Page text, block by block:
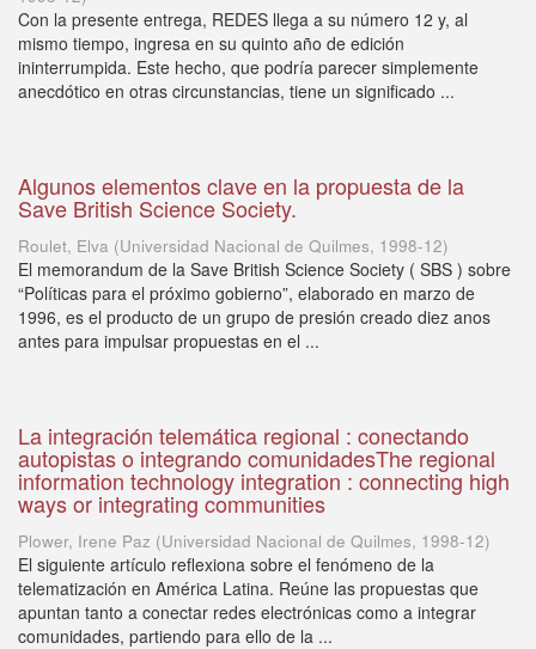
Con la presente entrega, REDES llega a su número 12 y, al
mismo tiempo, ingresa en su quinto año de edición
ininterrumpida. Este hecho, que podría parecer simplemente
anecdótico en otras circunstancias, tiene un significado ...
Algunos elementos clave en la propuesta de la
Save British Science Society.
Roulet, Elva (Universidad Nacional de Quilmes, 1998-12)
El memorandum de la Save British Science Society ( SBS ) sobre
“Políticas para el próximo gobierno”, elaborado en marzo de
1996, es el producto de un grupo de presión creado diez anos
antes para impulsar propuestas en el ...
La integración telemática regional : conectando
autopistas o integrando comunidadesThe regional
information technology integration : connecting high
ways or integrating communities
Plower, Irene Paz (Universidad Nacional de Quilmes, 1998-12)
El siguiente artículo reflexiona sobre el fenómeno de la
telematización en América Latina. Reúne las propuestas que
apuntan tanto a conectar redes electrónicas como a integrar
comunidades, partiendo para ello de la ...